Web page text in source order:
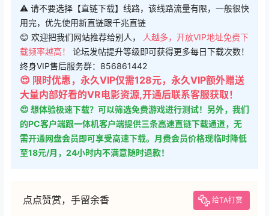
⚠ 请不要选择【直链下载】线路，该线路流量有限，一般很快
用完，优先使用新直链跟千兆直链
😊 欢迎把我们网站推荐给别人，
人越多，开放VIP地址免费下
载频率越高！ 论坛发帖提升等级即可获得更多每日下载次数！
终身VIP售后服务群：856861442
😍 限时优惠，永久VIP仅需128元，永久VIP额外赠送
大量内部好看的VR电影资源,开通后联系客服获取！
😍 想体验极速下载？可以筛选免费游戏进行测试！另外，我们
的PC客户端跟一体机客户端提供三条高速直链下载通道，无
需开通网盘会员即可享受高速下载。月费会员价格现临时降低
至18元/月，24小时内不满意随时退款！
点点赞赏，手留余香 给TA打赏